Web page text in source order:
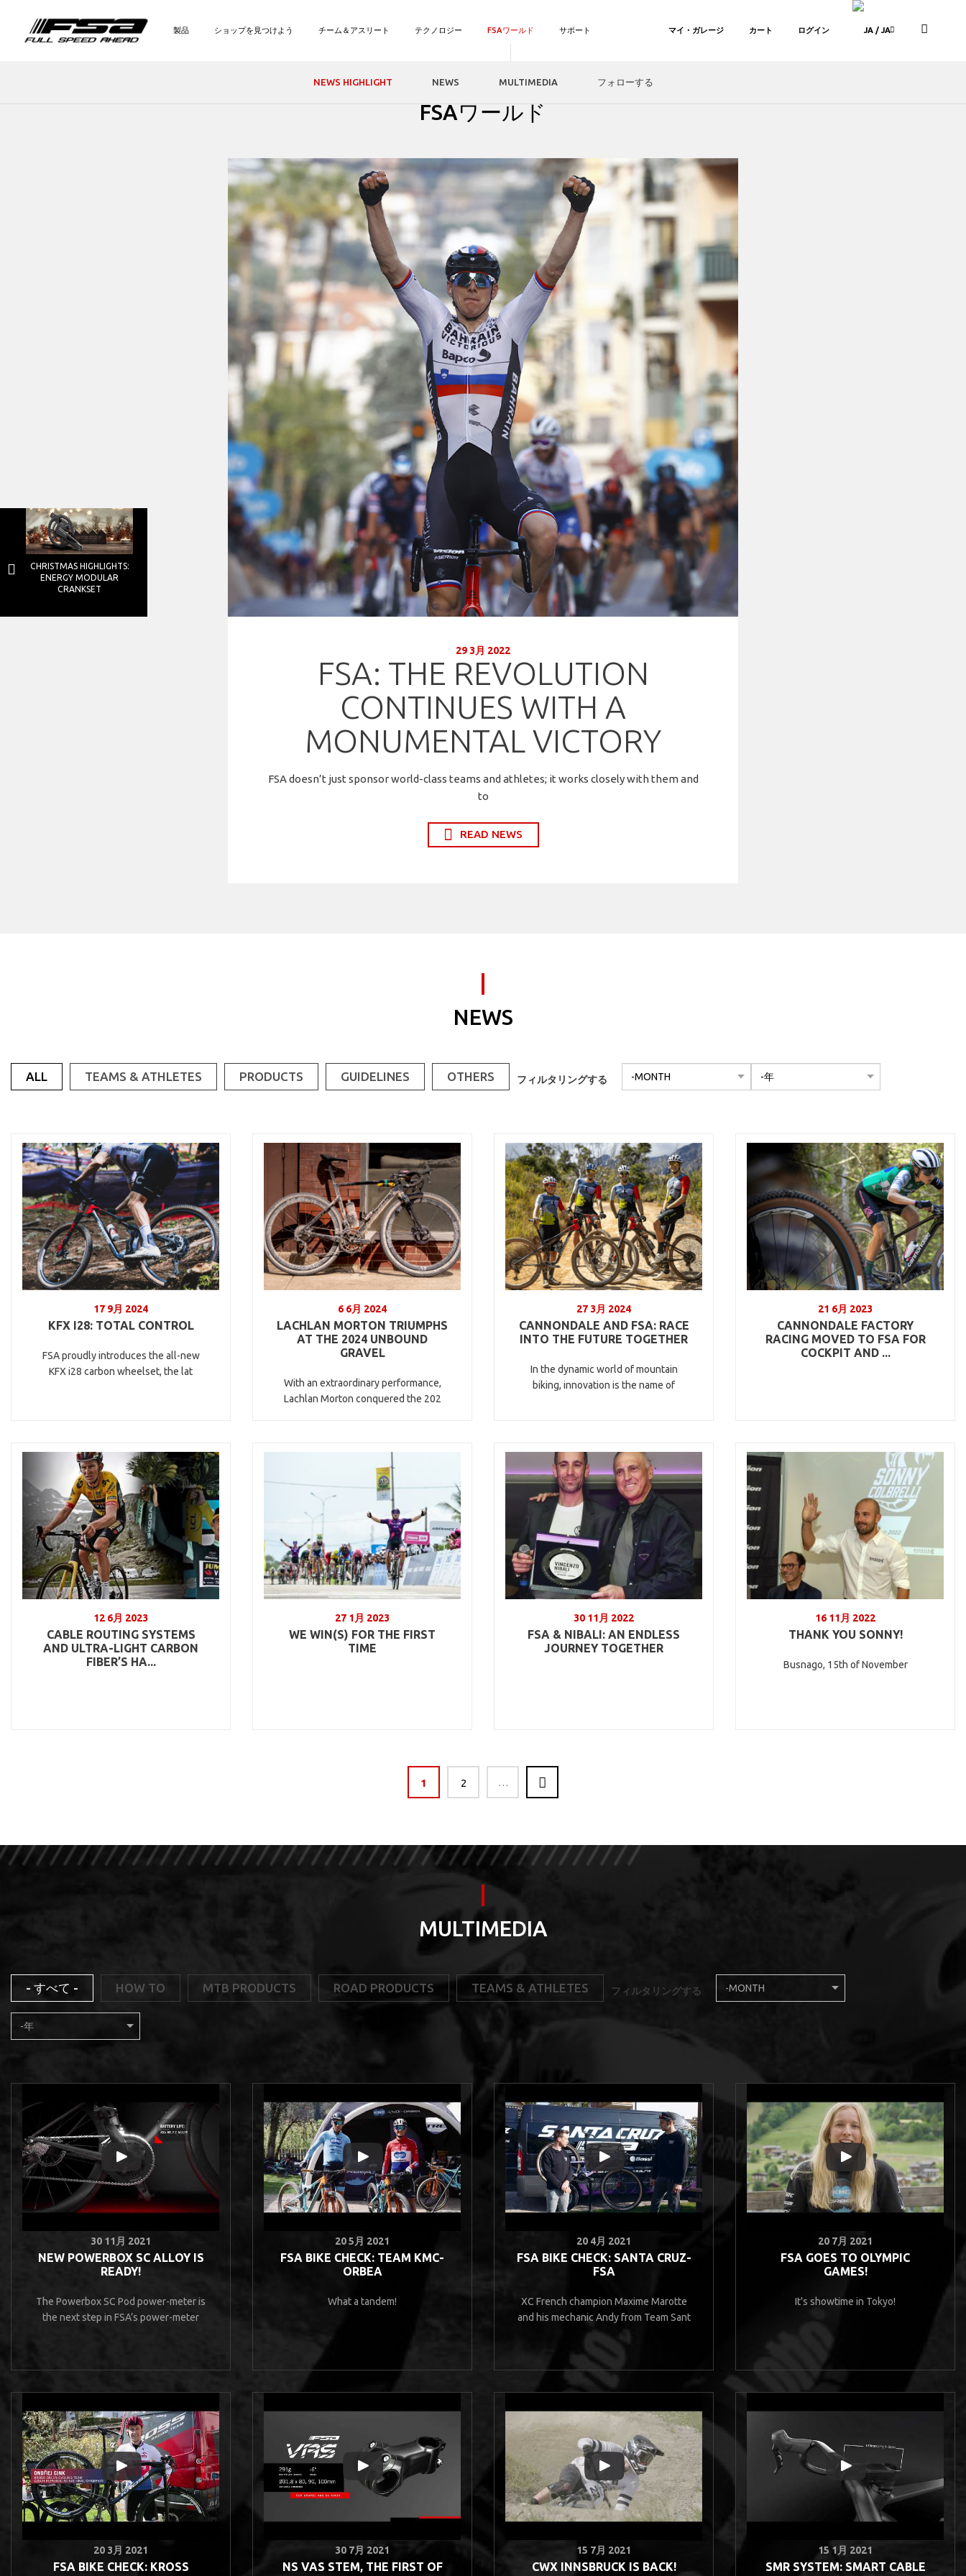
/ JA
マイ・ガレージ カート ログイン
製品 ショップを見つけよう チーム＆アスリート テクノロジー FSAワールド
NEWS HIGHLIGHT NEWS MULTIMEDIA フォローする
サポート
FSAワールド
CHRISTMAS HIGHLIGHTS:
ENERGY MODULAR
CRANKSET
29 3月 2022
FSA: THE REVOLUTION
CONTINUES WITH A
MONUMENTAL VICTORY
FSA doesn’t just sponsor world-class teams and athletes; it works closely with them and
to
READ NEWS
NEWS
ALL TEAMS & ATHLETES PRODUCTS GUIDELINES OTHERS
フィルタリングする
17 9月 2024
KFX I28: TOTAL CONTROL
FSA proudly introduces the all-new
KFX i28 carbon wheelset, the lat
6 6月 2024
LACHLAN MORTON TRIUMPHS
AT THE 2024 UNBOUND
GRAVEL
With an extraordinary performance,
Lachlan Morton conquered the 202
27 3月 2024
CANNONDALE AND FSA: RACE
INTO THE FUTURE TOGETHER
In the dynamic world of mountain
biking, innovation is the name of
21 6月 2023
CANNONDALE FACTORY
RACING MOVED TO FSA FOR
COCKPIT AND ...
12 6月 2023
CABLE ROUTING SYSTEMS
AND ULTRA-LIGHT CARBON
FIBER’S HA...
27 1月 2023
WE WIN(S) FOR THE FIRST
TIME
30 11月 2022
FSA & NIBALI: AN ENDLESS
JOURNEY TOGETHER
16 11月 2022
THANK YOU SONNY!
Busnago, 15th of November
1 2 …
MULTIMEDIA
- すべて - HOW TO MTB PRODUCTS ROAD PRODUCTS TEAMS & ATHLETES
フィルタリングする
30 11月 2021
NEW POWERBOX SC ALLOY IS
READY!
The Powerbox SC Pod power-meter is
the next step in FSA’s power-meter
20 5月 2021
FSA BIKE CHECK: TEAM KMC-
ORBEA
What a tandem!
20 4月 2021
FSA BIKE CHECK: SANTA CRUZ-
FSA
XC French champion Maxime Marotte
and his mechanic Andy from Team Sant
20 7月 2021
FSA GOES TO OLYMPIC
GAMES!
It's showtime in Tokyo!
20 3月 2021
FSA BIKE CHECK: KROSS
30 7月 2021
NS VAS STEM, THE FIRST OF
15 7月 2021
CWX INNSBRUCK IS BACK!
15 1月 2021
SMR SYSTEM: SMART CABLE